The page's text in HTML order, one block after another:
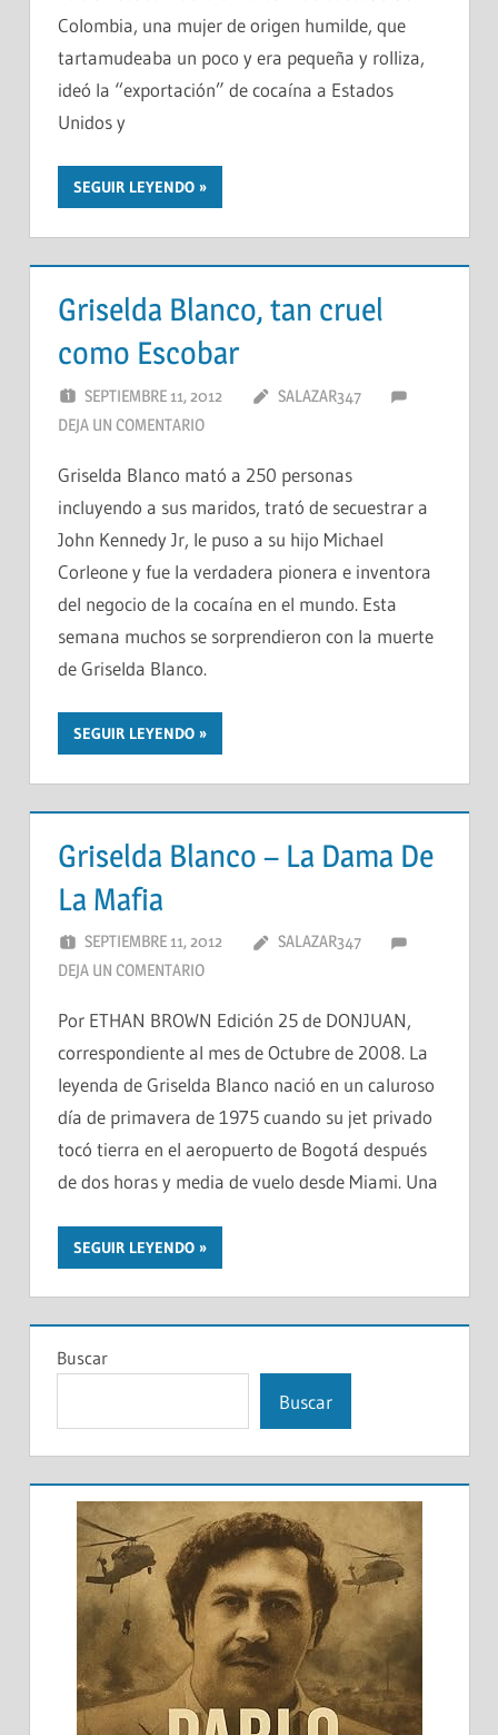
Colombia, una mujer de origen humilde, que
tartamudeaba un poco y era pequeña y rolliza,
ideó la “exportación” de cocaína a Estados
Unidos y
SEGUIR LEYENDO
Griselda Blanco, tan cruel
como Escobar
SEPTIEMBRE 11, 2012
SALAZAR347
DEJA UN COMENTARIO
Griselda Blanco mató a 250 personas
incluyendo a sus maridos, trató de secuestrar a
John Kennedy Jr, le puso a su hijo Michael
Corleone y fue la verdadera pionera e inventora
del negocio de la cocaína en el mundo. Esta
semana muchos se sorprendieron con la muerte
de Griselda Blanco.
SEGUIR LEYENDO
Griselda Blanco – La Dama De
La Mafia
SEPTIEMBRE 11, 2012
SALAZAR347
DEJA UN COMENTARIO
Por ETHAN BROWN Edición 25 de DONJUAN,
correspondiente al mes de Octubre de 2008. La
leyenda de Griselda Blanco nació en un caluroso
día de primavera de 1975 cuando su jet privado
tocó tierra en el aeropuerto de Bogotá después
de dos horas y media de vuelo desde Miami. Una
SEGUIR LEYENDO
Buscar
Buscar